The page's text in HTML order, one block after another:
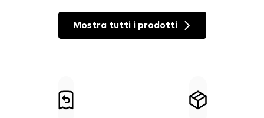
Mostra tutti i prodotti